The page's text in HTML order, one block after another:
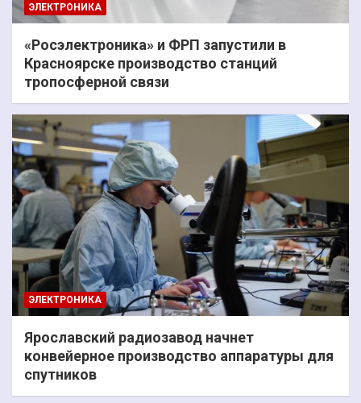
ЭЛЕКТРОНИКА
«Росэлектроника» и ФРП запустили в
Красноярске производство станций
тропосферной связи
ЭЛЕКТРОНИКА
Ярославский радиозавод начнет
конвейерное производство аппаратуры для
спутников